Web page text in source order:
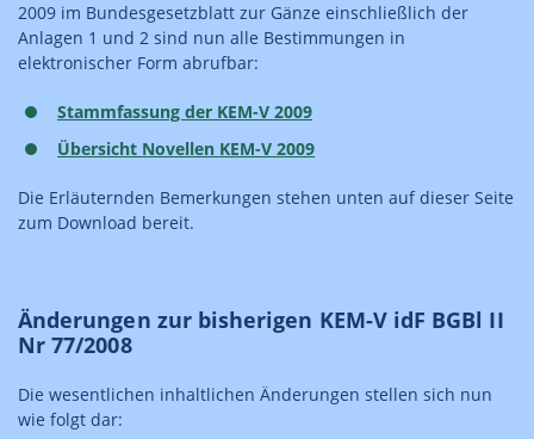
2009 im Bundesgesetzblatt zur Gänze einschließlich der
Anlagen 1 und 2 sind nun alle Bestimmungen in
elektronischer Form abrufbar:
Stammfassung der KEM-V 2009
Übersicht Novellen KEM-V 2009
Die Erläuternden Bemerkungen stehen unten auf dieser Seite
zum Download bereit.
Änderungen zur bisherigen KEM-V idF BGBl II
Nr 77/2008
Die wesentlichen inhaltlichen Änderungen stellen sich nun
wie folgt dar: